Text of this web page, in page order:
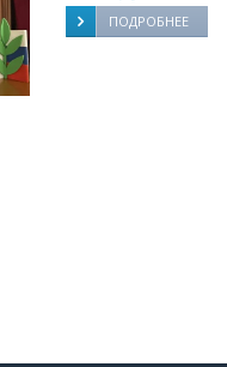
ПОДРОБНЕЕ